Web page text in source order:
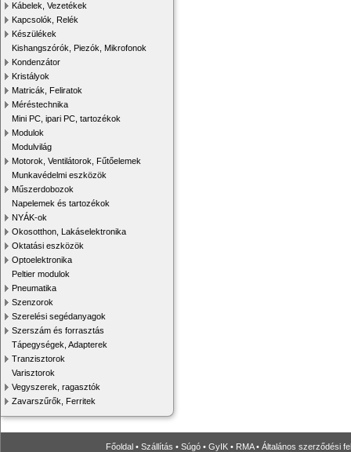
Kábelek, Vezetékek
Kapcsolók, Relék
Készülékek
Kishangszórók, Piezók, Mikrofonok
Kondenzátor
Kristályok
Matricák, Feliratok
Méréstechnika
Mini PC, ipari PC, tartozékok
Modulok
Modulvilág
Motorok, Ventilátorok, Fűtőelemek
Munkavédelmi eszközök
Műszerdobozok
Napelemek és tartozékok
NYÁK-ok
Okosotthon, Lakáselektronika
Oktatási eszközök
Optoelektronika
Peltier modulok
Pneumatika
Szenzorok
Szerelési segédanyagok
Szerszám és forrasztás
Tápegységek, Adapterek
Tranzisztorok
Varisztorok
Vegyszerek, ragasztók
Zavarszűrők, Ferritek
Főoldal • Szállítás • Súgó • GyIK • RMA• Általános szerződési